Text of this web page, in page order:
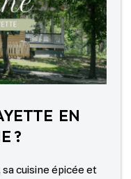
EN
?
sa cuisine épicée et